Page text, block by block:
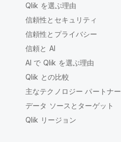
Qlik を選ぶ理由
信頼性とセキュリティ
信頼性とプライバシー
信頼と AI
AI で Qlik を選ぶ理由
Qlik との比較
主なテクノロジー パートナー
データ ソースとターゲット
Qlik リージョン